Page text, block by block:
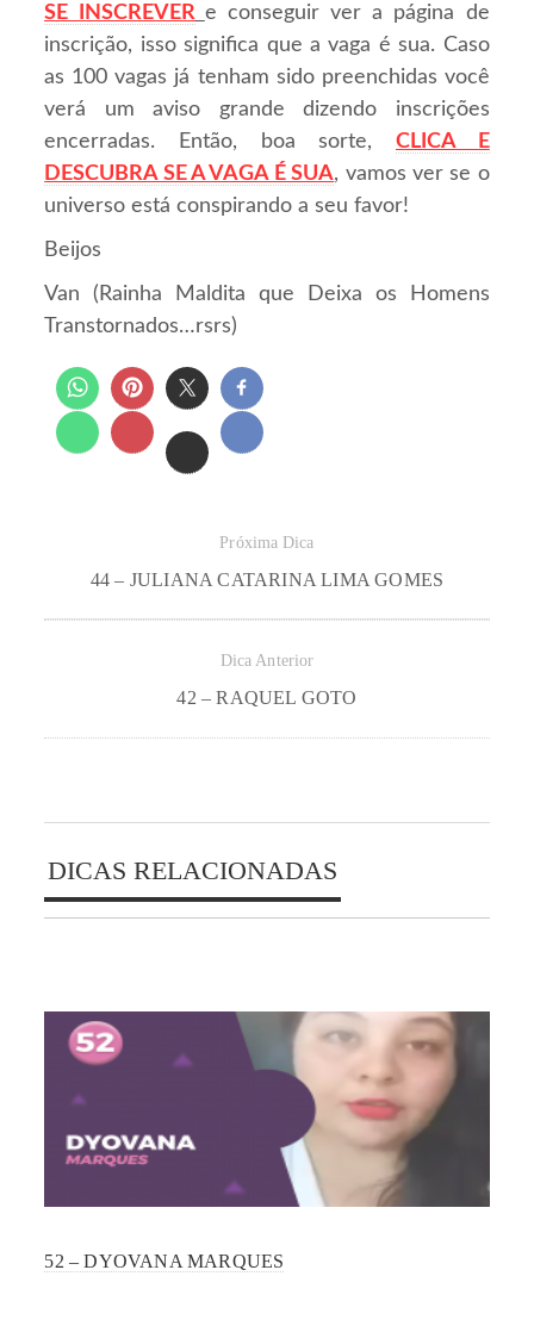
SE INSCREVER e conseguir ver a página de
inscrição, isso significa que a vaga é sua. Caso
as 100 vagas já tenham sido preenchidas você
verá um aviso grande dizendo inscrições
encerradas. Então, boa sorte, CLICA E
DESCUBRA SE A VAGA É SUA, vamos ver se o
universo está conspirando a seu favor!
Beijos
Van (Rainha Maldita que Deixa os Homens
Transtornados…rsrs)
Próxima Dica
44 – JULIANA CATARINA LIMA GOMES
Dica Anterior
42 – RAQUEL GOTO
DICAS RELACIONADAS
52 – DYOVANA MARQUES